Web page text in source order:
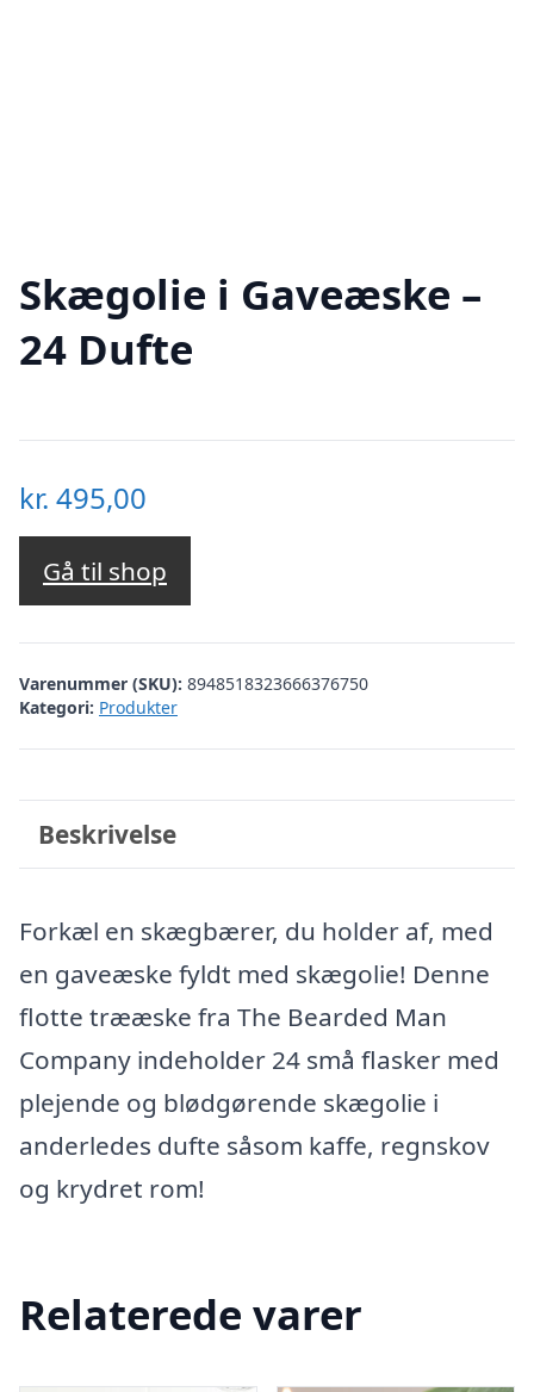
Skægolie i Gaveæske –
24 Dufte
kr. 495,00
Gå til shop
Varenummer (SKU): 8948518323666376750
Kategori: Produkter
Beskrivelse
Forkæl en skægbærer, du holder af, med
en gaveæske fyldt med skægolie! Denne
flotte trææske fra The Bearded Man
Company indeholder 24 små flasker med
plejende og blødgørende skægolie i
anderledes dufte såsom kaffe, regnskov
og krydret rom!
Relaterede varer